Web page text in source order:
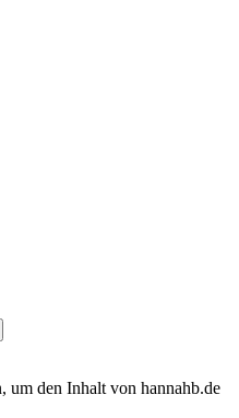
um den Inhalt von hannahb.de